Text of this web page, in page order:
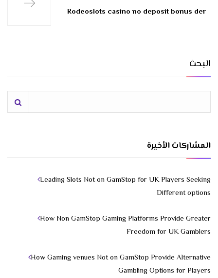
Rodeoslots casino no deposit bonus der
البحث
المشاركات الأخيرة
Leading Slots Not on GamStop for UK Players Seeking
Different options
How Non GamStop Gaming Platforms Provide Greater
Freedom for UK Gamblers
How Gaming venues Not on GamStop Provide Alternative
Gambling Options for Players